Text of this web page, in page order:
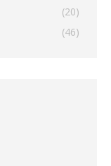
(20)
(46)